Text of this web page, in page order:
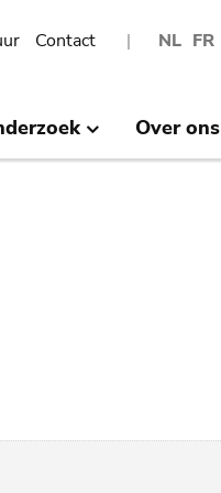
NL FR
Contact
Over ons